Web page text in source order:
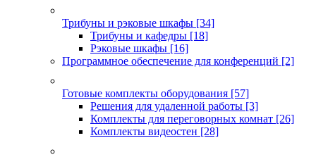
Трибуны и рэковые шкафы [34]
Трибуны и кафедры [18]
Рэковые шкафы [16]
Программное обеспечение для конференций [2]
Готовые комплекты оборудования [57]
Решения для удаленной работы [3]
Комплекты для переговорных комнат [26]
Комплекты видеостен [28]